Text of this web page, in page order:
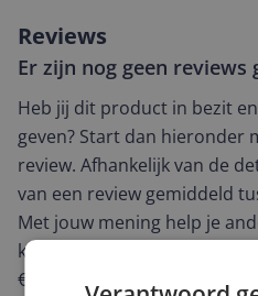
Reviews
Er zijn nog geen reviews
Heb jij dit product in bezit
geven? Start dan hieronder
review. Afhankelijk van de
van een review gemiddeld
Met jouw mening help je
keuze te maken én maak je
€250,-!
Klik hier voor de